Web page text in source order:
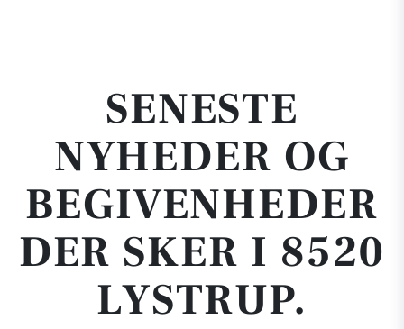
SENESTE
NYHEDER OG
BEGIVENHEDER
DER SKER I 8520
LYSTRUP.